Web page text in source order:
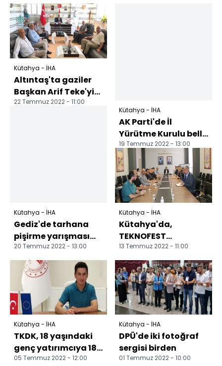
Kütahya - İHA
Altıntaş'ta gaziler
Başkan Arif Teke'yi
ziyaret etti
22 Temmuz 2022 - 11:00
Kütahya - İHA
Gediz'de tarhana
pişirme yarışması
finalistleri belli oldu
20 Temmuz 2022 - 13:00
Kütahya - İHA
AK Parti'de İl
Yürütme Kurulu belli
oldu
19 Temmuz 2022 - 13:00
Kütahya - İHA
Kütahya'da,
TEKNOFEST
Uluslararası Serbest
Görev İHA Yarışması
heyecanı baş...
13 Temmuz 2022 - 11:00
Kütahya - İHA
TKDK, 18 yaşındaki
genç yatırımcıya 180
bin TL hibe verecek
05 Temmuz 2022 - 12:00
Kütahya - İHA
DPÜ'de iki fotoğraf
sergisi birden
01 Temmuz 2022 - 10:00